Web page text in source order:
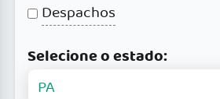
Despachos
Selecione o estado: